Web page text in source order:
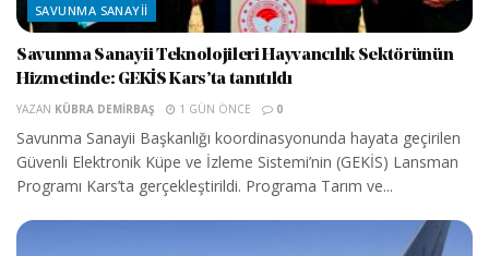
SAVUNMA SANAYII
Savunma Sanayii Teknolojileri Hayvancılık Sektörünün
Hizmetinde: GEKİS Kars’ta tanıtıldı
YAZAN KÜBRA DEMIRBAŞ 1 GÜN ÖNCE 0
Savunma Sanayii Başkanlığı koordinasyonunda hayata geçirilen
Güvenli Elektronik Küpe ve İzleme Sistemi’nin (GEKİS) Lansman
Programı Kars’ta gerçekleştirildi. Programa Tarım ve...